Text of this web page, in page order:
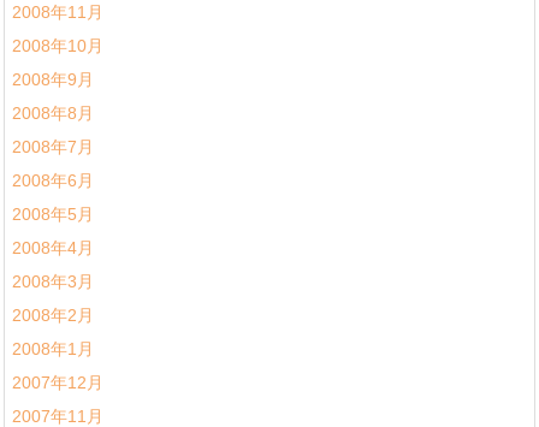
2008年11月
2008年10月
2008年9月
2008年8月
2008年7月
2008年6月
2008年5月
2008年4月
2008年3月
2008年2月
2008年1月
2007年12月
2007年11月